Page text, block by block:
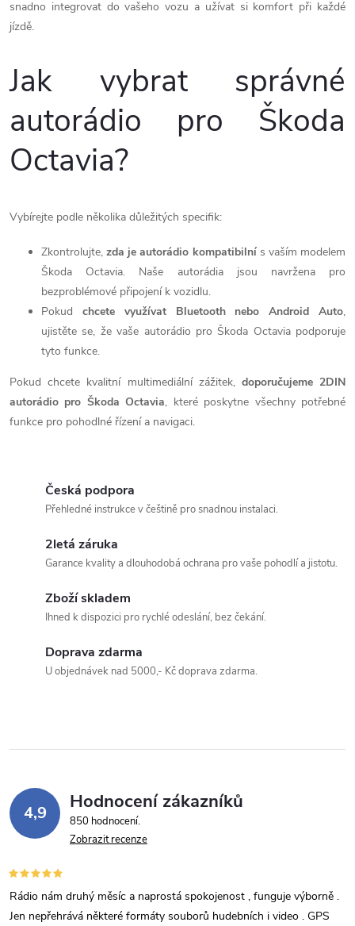
snadno integrovat do vašeho vozu a užívat si komfort při každé
jízdě.
Jak vybrat správné
autorádio pro Škoda
Octavia?
Vybírejte podle několika důležitých specifik:
Zkontrolujte,zda je autorádio kompatibilnís vaším modelem
Škoda Octavia. Naše autorádia jsou navržena pro
bezproblémové připojení k vozidlu.
Pokud chcete využívat Bluetooth nebo Android Auto,
ujistěte se, že vaše autorádio pro Škoda Octavia podporuje
tyto funkce.
Pokud chcete kvalitní multimediální zážitek, doporučujeme 2DIN
autorádio pro Škoda Octavia, které poskytne všechny potřebné
funkce pro pohodlné řízení a navigaci.
Česká podpora
Přehledné instrukce v češtině pro snadnou instalaci.
2letá záruka
Garance kvality a dlouhodobá ochrana pro vaše pohodlí a jistotu.
Zboží skladem
Ihned k dispozici pro rychlé odeslání, bez čekání.
Doprava zdarma
U objednávek nad 5000,- Kč doprava zdarma.
4,9 Hodnocení zákazníků
850 hodnocení
Zobrazit recenze
Rádio nám druhý měsíc a naprostá spokojenost , funguje výborně .
Jen nepřehrává některé formáty souborů hudebních i video . GPS